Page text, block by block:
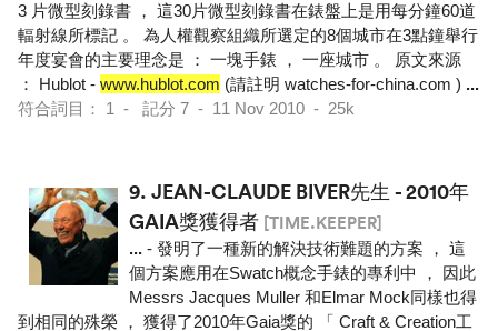
3 片微型刻錄書 ， 這30片微型刻錄書在錶盤上是用每分鐘60道
輻射線所標記 。 為人權觀察組織所選定的8個城市在3點鐘舉行
年度宴會的主要理念是 ： 一塊手錶 ， 一座城市 。 原文來源
： Hublot - www.hublot.com (請註明 watches-for-china.com ) ...
符合詞目： 1 - 記分 7 - 11 Nov 2010 - 25k
9. JEAN-CLAUDE BIVER先生 - 2010年
GAIA獎獲得者 [TIME.KEEPER]
... - 發明了一種新的解決技術難題的方案 ， 這
個方案應用在Swatch概念手錶的專利中 ， 因此
Messrs Jacques Muller 和Elmar Mock同樣也得
到相同的殊榮 ， 獲得了2010年Gaia獎的 「 Craft & Creation工